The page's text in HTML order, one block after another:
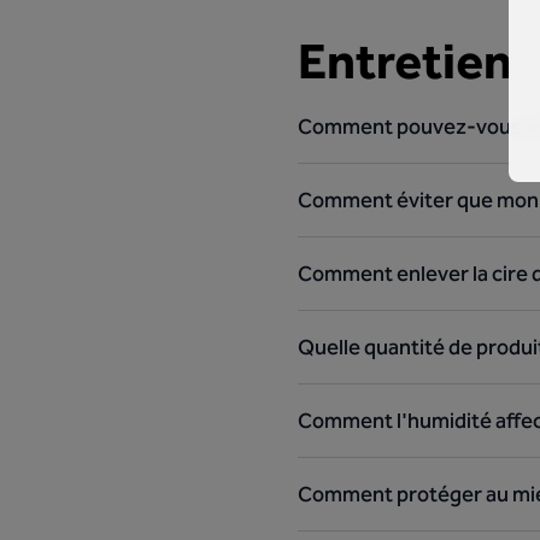
Entretien
Comment pouvez-vous
Comment éviter que
Comment enlever la cire
Quelle quantité de
Comment l'humidité
Comment protéger au